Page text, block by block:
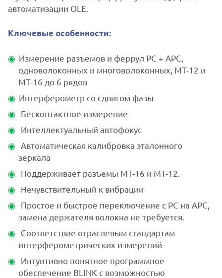
автоматизации OLE.
Ключевые особенности:
Измерение разъемов и феррул PC + APC,
одноволоконных и многоволоконных, МТ-12 и
МТ-16 до 6 рядов
Интерферометр со сдвигом фазы
Бесконтактное измерение
Интеллектуальный автофокус
Автоматическая калибровка эталонного
зеркала
Поддерживает разъемы MT-16 и MT-12.
Нечувствительный к вибрации
Простое и быстрое переключение с PC на APC,
замена держателя волокна не требуется.
Соответствие отраслевым стандартам
интерферометрических измерений
Интуитивно понятное программное
обеспечение BLINK с возможностью